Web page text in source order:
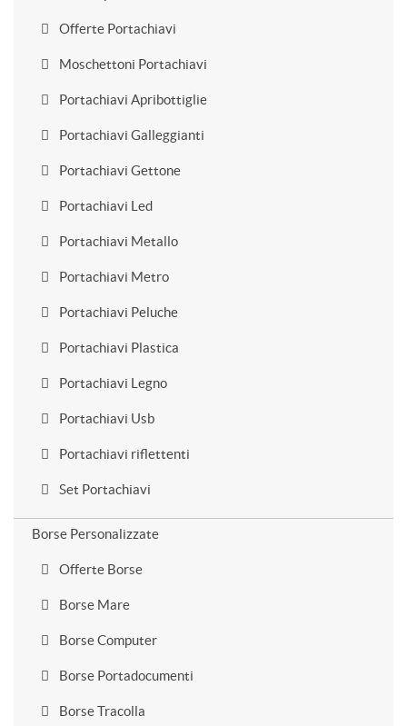
Offerte Portachiavi
Moschettoni Portachiavi
Portachiavi Apribottiglie
Portachiavi Galleggianti
Portachiavi Gettone
Portachiavi Led
Portachiavi Metallo
Portachiavi Metro
Portachiavi Peluche
Portachiavi Plastica
Portachiavi Legno
Portachiavi Usb
Portachiavi riflettenti
Set Portachiavi
Borse Personalizzate
Offerte Borse
Borse Mare
Borse Computer
Borse Portadocumenti
Borse Tracolla